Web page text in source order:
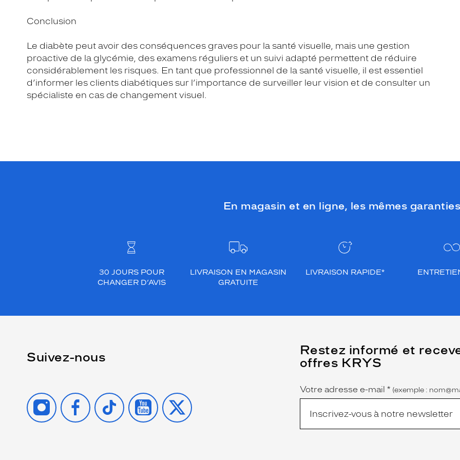
Conclusion
Le diabète peut avoir des conséquences graves pour la santé visuelle, mais une gestion
proactive de la glycémie, des examens réguliers et un suivi adapté permettent de réduire
considérablement les risques. En tant que professionnel de la santé visuelle, il est essentiel
d’informer les clients diabétiques sur l’importance de surveiller leur vision et de consulter un
spécialiste en cas de changement visuel.
En magasin et en ligne, les mêmes
30 JOURS POUR
CHANGER D’AVIS
LIVRAISON EN MAGASIN
GRATUITE
LIVRAISON RAPIDE*
Suivez-nous
INSTAGRAMFACEBOOK
TIKTOK YOUTUBE
X
Restez informé et
offres KRYS
Name
Votre adresse e-mail *
(Ce
champ
est
obligatoire)
(exemple :